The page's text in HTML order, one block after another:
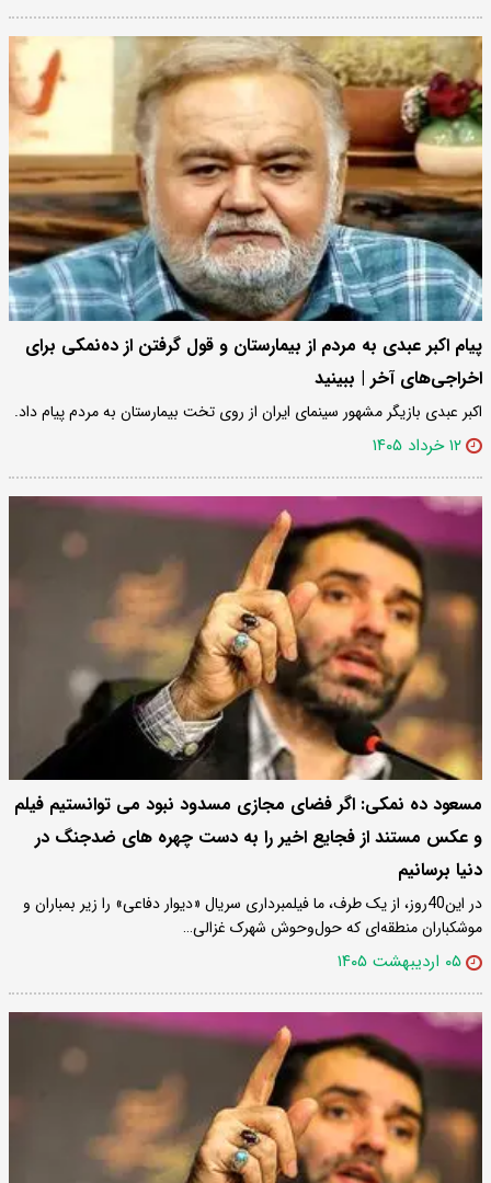
پیام اکبر عبدی به مردم از بیمارستان و قول ‌گرفتن از ده‌نمکی برای
اخراجی‌های آخر | ببینید
اکبر عبدی بازیگر مشهور سینمای ایران از روی تخت بیمارستان به مردم پیام داد.
۱۲ خرداد ۱۴۰۵
مسعود ده نمکی: اگر فضای مجازی مسدود نبود می توانستیم فیلم
و عکس مستند از فجایع اخیر را به دست چهره های ضدجنگ در
دنیا برسانیم
در این40روز، از یک طرف، ما فیلمبرداری سریال «دیوار دفاعی» را زیر بمباران و
موشکباران منطقه‌ای که حول‌وحوش شهرک غزالی…
۰۵ اردیبهشت ۱۴۰۵